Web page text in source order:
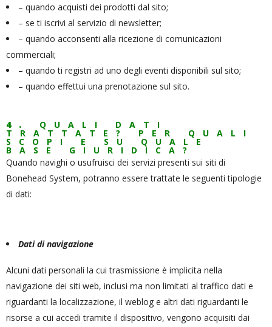
– quando acquisti dei prodotti dal sito;
– se ti iscrivi al servizio di newsletter;
– quando acconsenti alla ricezione di comunicazioni
commerciali;
– quando ti registri ad uno degli eventi disponibili sul sito;
– quando effettui una prenotazione sul sito.
4. QUALI DATI
TRATTATE? PER QUALI
SCOPI E SU QUALE
BASE GIURIDICA?
Quando navighi o usufruisci dei servizi presenti sui siti di
Bonehead System, potranno essere trattate le seguenti tipologie
di dati:
Dati di navigazione
Alcuni dati personali la cui trasmissione è implicita nella
navigazione dei siti web, inclusi ma non limitati al traffico dati e
riguardanti la localizzazione, il weblog e altri dati riguardanti le
risorse a cui accedi tramite il dispositivo, vengono acquisiti dai